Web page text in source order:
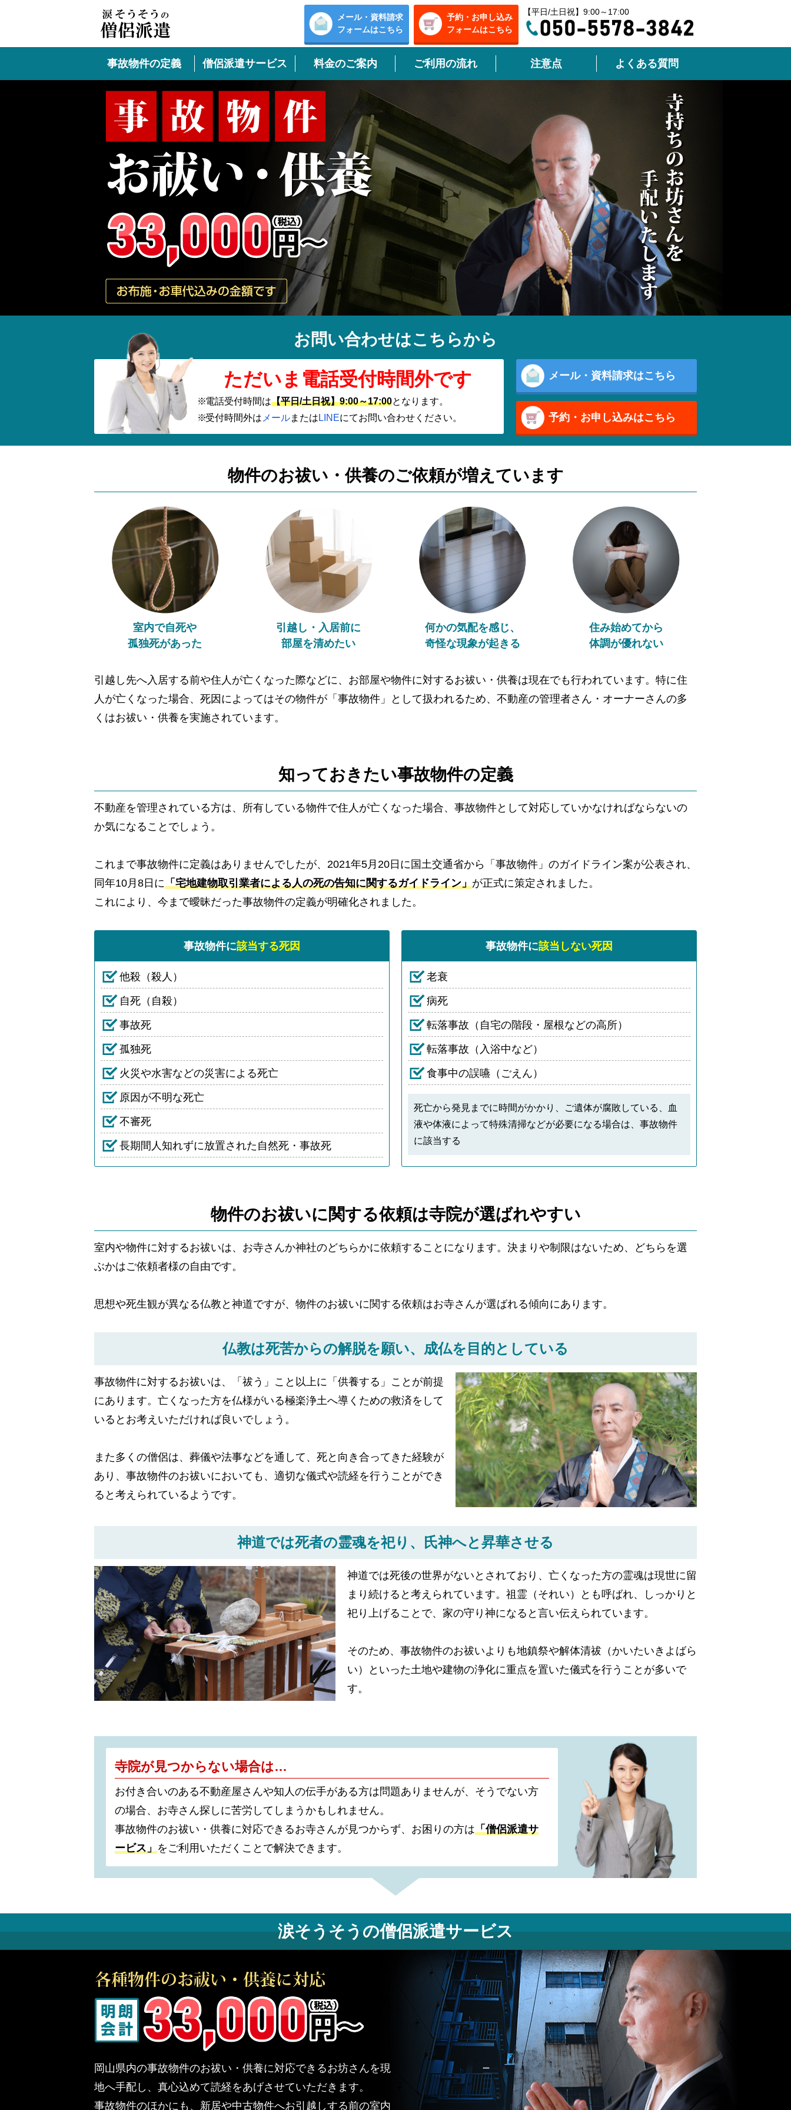
メール・資料請求
フォームはこちら
予約・お申し込み
フォームはこちら
【平日/土日祝】9:00～17:00
事故物件の定義 僧侶派遣サービス 料金のご案内 ご利用の流れ 注意点 よくある質問
お問い合わせはこちらから
ただいま電話受付時間外です
電話受付時間は【平日/土日祝】9:00～17:00となります。
受付時間外は メールまたは LINEにてお問い合わせください。
メール・資料請求はこちら
予約・お申し込みはこちら
物件のお祓い・供養のご依頼が増えています
室内で自死や
孤独死があった
引越し・入居前に
部屋を清めたい
何かの気配を感じ、
奇怪な現象が起きる
住み始めてから
体調が優れない
引越し先へ入居する前や住人が亡くなった際などに、お部屋や物件に対するお祓い・供養は現在でも行われています。特に住
人が亡くなった場合、死因によってはその物件が「事故物件」として扱われるため、不動産の管理者さん・オーナーさんの多
くはお祓い・供養を実施されています。
知っておきたい事故物件の定義
不動産を管理されている方は、所有している物件で住人が亡くなった場合、事故物件として対応していかなければならないの
か気になることでしょう。
これまで事故物件に定義はありませんでしたが、2021年5月20日に国土交通省から「事故物件」のガイドライン案が公表され、
同年10月8日に 「宅地建物取引業者による人の死の告知に関するガイドライン」 が正式に策定されました。
これにより、今まで曖昧だった事故物件の定義が明確化されました。
事故物件に該当する死因
他殺（殺人）
自死（自殺）
事故死
孤独死
火災や水害などの災害による死亡
原因が不明な死亡
不審死
長期間人知れずに放置された自然死・事故死
事故物件に該当しない死因
老衰
病死
転落事故（自宅の階段・屋根などの高所）
転落事故（入浴中など）
食事中の誤嚥（ごえん）
死亡から発見までに時間がかかり、ご遺体が腐敗している、血
液や体液によって特殊清掃などが必要になる場合は、事故物件
に該当する
物件のお祓いに関する依頼は寺院が選ばれやすい
室内や物件に対するお祓いは、お寺さんか神社のどちらかに依頼することになります。決まりや制限はないため、どちらを選
ぶかはご依頼者様の自由です。
思想や死生観が異なる仏教と神道ですが、物件のお祓いに関する依頼はお寺さんが選ばれる傾向にあります。
仏教は死苦からの解脱を願い、 成仏を目的としている
事故物件に対するお祓いは、「祓う」こと以上に「供養する」ことが前提
にあります。亡くなった方を仏様がいる極楽浄土へ導くための救済をして
いるとお考えいただければ良いでしょう。
また多くの僧侶は、葬儀や法事などを通して、死と向き合ってきた経験が
あり、事故物件のお祓いにおいても、適切な儀式や読経を行うことができ
ると考えられているようです。
神道では死者の霊魂を祀り、 氏神へと昇華させる
神道では死後の世界がないとされており、亡くなった方の霊魂は現世に留
まり続けると考えられています。祖霊（それい）とも呼ばれ、しっかりと
祀り上げることで、家の守り神になると言い伝えられています。
そのため、事故物件のお祓いよりも地鎮祭や解体清祓（かいたいきよばら
い）といった土地や建物の浄化に重点を置いた儀式を行うことが多いで
す。
寺院が見つからない場合は…
お付き合いのある不動産屋さんや知人の伝手がある方は問題ありませんが、そうでない方
の場合、お寺さん探しに苦労してしまうかもしれません。
事故物件のお祓い・供養に対応できるお寺さんが見つからず、お困りの方は「僧侶派遣サ
ービス」をご利用いただくことで解決できます。
涙そうそうの僧侶派遣サービス
岡山県内の事故物件のお祓い・供養に対応できるお坊さんを現
地へ手配し、真心込めて読経をあげさせていただきます。
事故物件のほかにも、新居や中古物件へお引越しする前の室内